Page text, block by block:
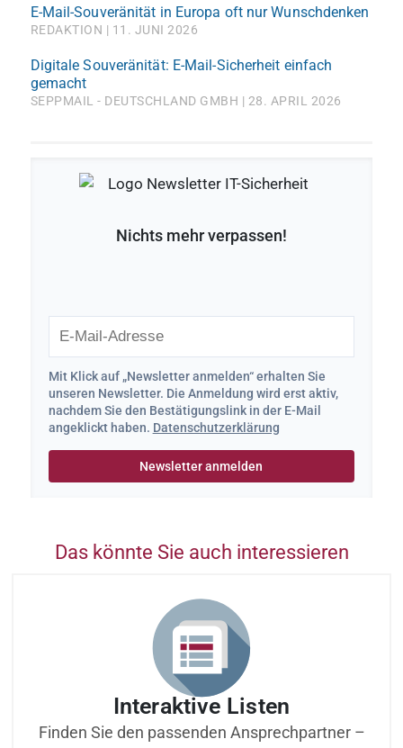
E-Mail-Souveränität in Europa oft nur Wunschdenken
REDAKTION 11. JUNI 2026
Digitale Souveränität: E-Mail-Sicherheit einfach
gemacht
SEPPMAIL - DEUTSCHLAND GMBH 28. APRIL 2026
Nichts mehr verpassen!
Mit Klick auf „Newsletter anmelden“ erhalten Sie
unseren Newsletter. Die Anmeldung wird erst aktiv,
nachdem Sie den Bestätigungslink in der E-Mail
angeklickt haben. Datenschutzerklärung
Das könnte Sie auch interessieren
Interaktive Listen
Finden Sie den passenden Ansprechpartner –